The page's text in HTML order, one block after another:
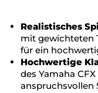
Realistisches
mit gewichteten
für ein
Hochwertige
des Yamaha
anspruchsvollen